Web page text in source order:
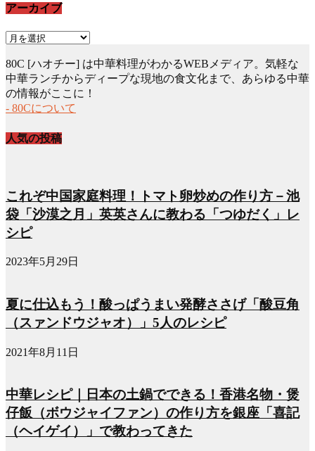
アーカイブ
ア
カ
イ
ブ
80C [ハオチー] は中華料理がわかるWEBメディア。気軽な
中華ランチからディープな現地の食文化まで、あらゆる中華
の情報がここに！
- 80Cについて
人気の投稿
これぞ中国家庭料理！トマト卵炒めの作り方－池
袋「沙漠之月」英英さんに教わる「つゆだく」レ
シピ
2023年5月29日
夏に仕込もう！酸っぱうまい発酵ささげ「酸豆角
（スァンドウジャオ）」5人のレシピ
2021年8月11日
中華レシピ｜日本の土鍋でできる！香港名物・煲
仔飯（ボウジャイファン）の作り方を銀座「喜記
（ヘイゲイ）」で教わってきた